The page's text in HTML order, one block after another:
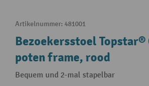
Artikelnummer: 481001
Bezoekersstoel
poten frame, rood
Bequem und 2-mal stapelbar